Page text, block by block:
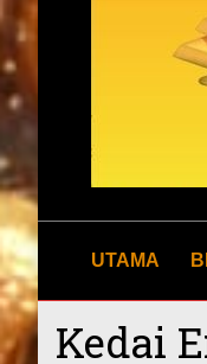
UTAMA
Kedai